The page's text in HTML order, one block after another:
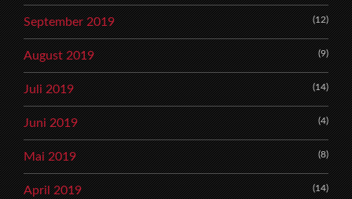
September 2019 (12)
August 2019 (9)
Juli 2019 (14)
Juni 2019 (4)
Mai 2019 (8)
April 2019 (14)